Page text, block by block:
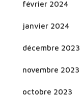
février 2024
janvier 2024
décembre 2023
novembre 2023
octobre 2023